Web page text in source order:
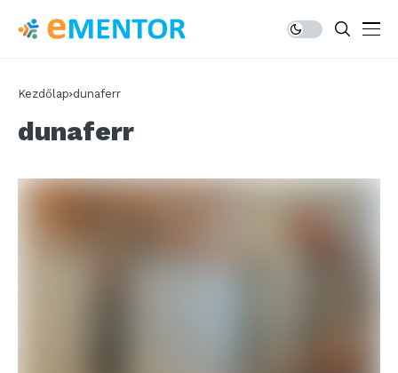
Kezdőlap dunaferr
dunaferr